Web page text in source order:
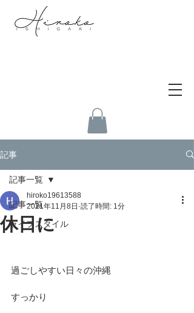
記事
記事一覧
ライフスタイル
記事一覧
休日に
hiroko19613588
2021年11月8日 読了時間: 1分
過ごしやすい日々の沖縄
すっかり